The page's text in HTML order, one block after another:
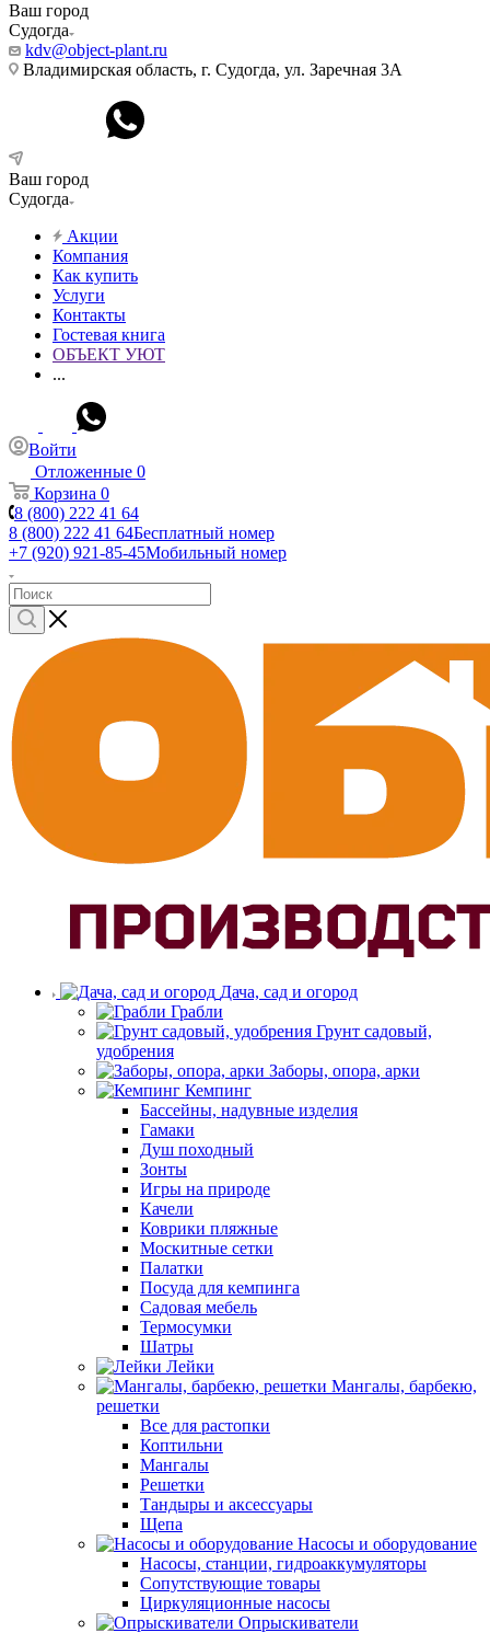
Ваш город
Судогда
kdv@object-plant.ru
Владимирская область, г. Судогда, ул. Заречная 3А
Ваш город
Судогда
Акции
Компания
Как купить
Услуги
Контакты
Гостевая книга
ОБЪЕКТ УЮТ
...
Войти
Отложенные 0
Корзина 0
8 (800) 222 41 64
8 (800) 222 41 64Бесплатный номер
+7 (920) 921-85-45Мобильный номер
Дача, сад и огород
Грабли
Грунт садовый,
удобрения
Заборы, опора, арки
Кемпинг
Бассейны, надувные изделия
Гамаки
Душ походный
Зонты
Игры на природе
Качели
Коврики пляжные
Москитные сетки
Палатки
Посуда для кемпинга
Садовая мебель
Термосумки
Шатры
Лейки
Мангалы, барбекю,
решетки
Все для растопки
Коптильни
Мангалы
Решетки
Тандыры и аксессуары
Щепа
Насосы и оборудование
Насосы, станции, гидроаккумуляторы
Сопутствующие товары
Циркуляционные насосы
Опрыскиватели